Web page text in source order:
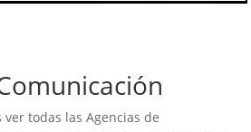
todas las Agencias de